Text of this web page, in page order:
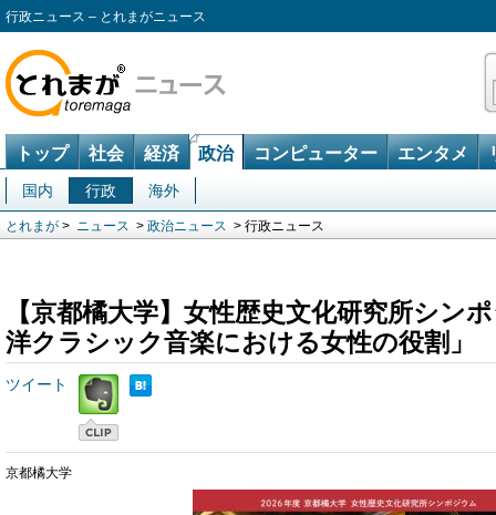
行政ニュース – とれまがニュース
トップ 社会 経済 政治 コンピューター エンタメ
国内 行政 海外
とれまが > ニュース > 政治ニュース > 行政ニュース
【京都橘大学】女性歴史文化研究所シン
洋クラシック音楽における女性の役割」
ツイート
京都橘大学